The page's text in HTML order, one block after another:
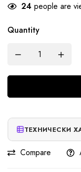
24 people are
Quantity
ТЕХНИЧЕСКИ
Compare